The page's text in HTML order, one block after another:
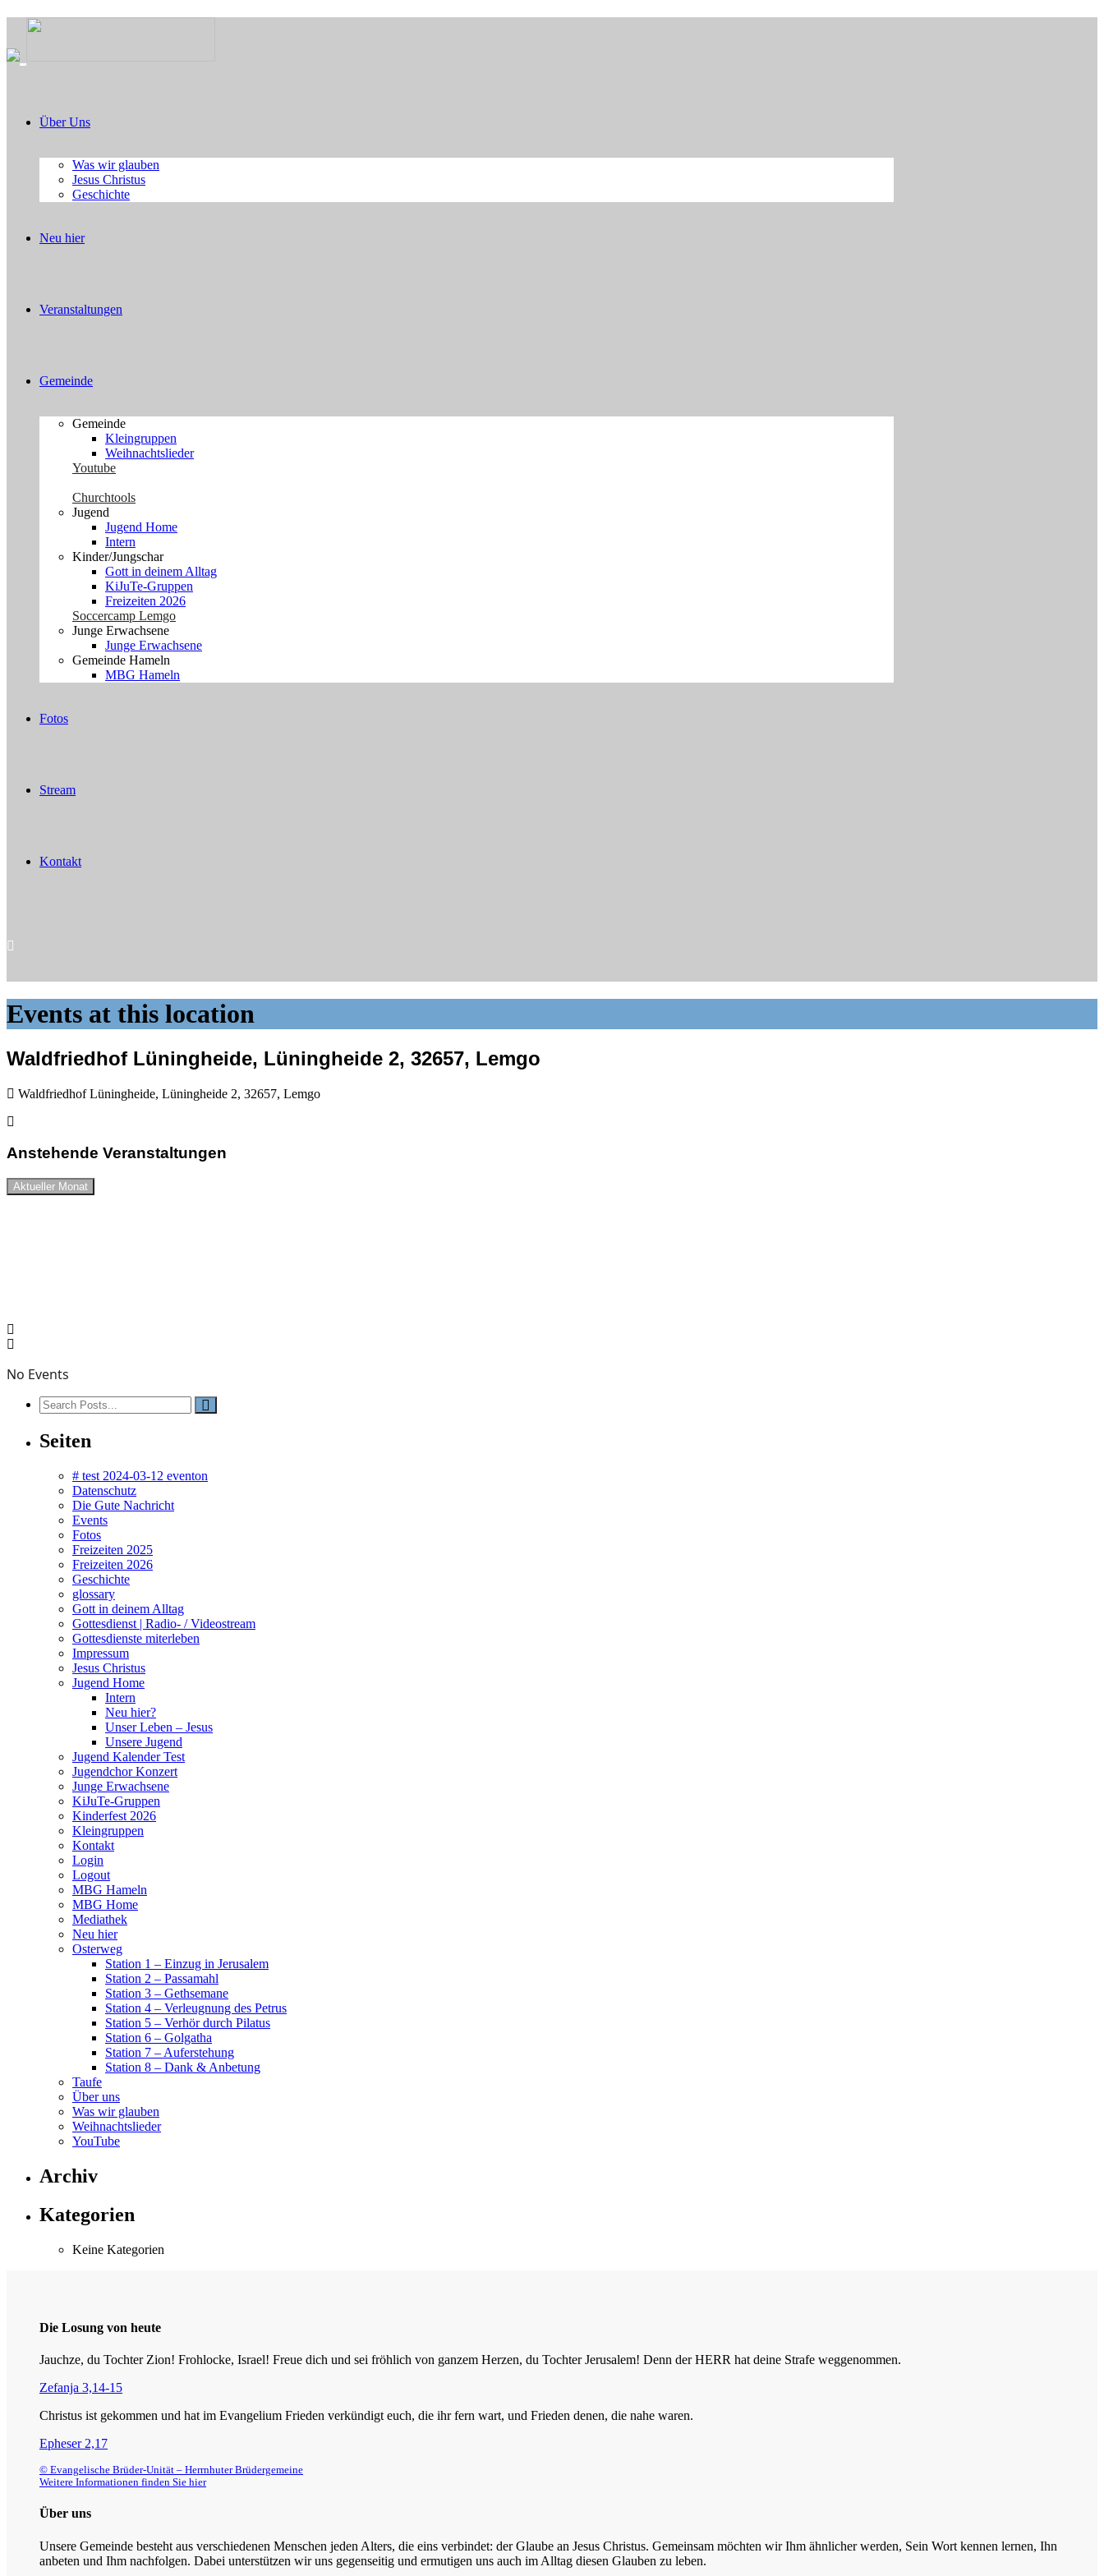
Über Uns
Was wir glauben
Jesus Christus
Geschichte
Neu hier
Veranstaltungen
Gemeinde
Gemeinde
Kleingruppen
Weihnachtslieder
Youtube
Churchtools
Jugend
Jugend Home
Intern
Kinder/Jungschar
Gott in deinem Alltag
KiJuTe-Gruppen
Freizeiten 2026
Soccercamp Lemgo
Junge Erwachsene
Junge Erwachsene
Gemeinde Hameln
MBG Hameln
Fotos
Stream
Kontakt
Events at this location
Waldfriedhof Lüningheide, Lüningheide 2, 32657, Lemgo
Waldfriedhof Lüningheide, Lüningheide 2, 32657, Lemgo
Anstehende Veranstaltungen
Aktueller Monat
No Events
Seiten
# test 2024-03-12 eventon
Datenschutz
Die Gute Nachricht
Events
Fotos
Freizeiten 2025
Freizeiten 2026
Geschichte
glossary
Gott in deinem Alltag
Gottesdienst | Radio- / Videostream
Gottesdienste miterleben
Impressum
Jesus Christus
Jugend Home
Intern
Neu hier?
Unser Leben – Jesus
Unsere Jugend
Jugend Kalender Test
Jugendchor Konzert
Junge Erwachsene
KiJuTe-Gruppen
Kinderfest 2026
Kleingruppen
Kontakt
Login
Logout
MBG Hameln
MBG Home
Mediathek
Neu hier
Osterweg
Station 1 – Einzug in Jerusalem
Station 2 – Passamahl
Station 3 – Gethsemane
Station 4 – Verleugnung des Petrus
Station 5 – Verhör durch Pilatus
Station 6 – Golgatha
Station 7 – Auferstehung
Station 8 – Dank & Anbetung
Taufe
Über uns
Was wir glauben
Weihnachtslieder
YouTube
Archiv
Kategorien
Keine Kategorien
Die Losung von heute
Jauchze, du Tochter Zion! Frohlocke, Israel! Freue dich und sei fröhlich von ganzem Herzen, du Tochter Jerusalem! Denn der HERR hat deine Strafe weggenommen.
Zefanja 3,14-15
Christus ist gekommen und hat im Evangelium Frieden verkündigt euch, die ihr fern wart, und Frieden denen, die nahe waren.
Epheser 2,17
© Evangelische Brüder-Unität – Herrnhuter Brüdergemeine
Weitere Informationen finden Sie hier
Über uns
Unsere Gemeinde besteht aus verschiedenen Menschen jeden Alters, die eins verbindet: der Glaube an Jesus Christus. Gemeinsam möchten wir Ihm ähnlicher werden, Sein Wort kennen lernen, Ihn
anbeten und Ihm nachfolgen. Dabei unterstützen wir uns gegenseitig und ermutigen uns auch im Alltag diesen Glauben zu leben.